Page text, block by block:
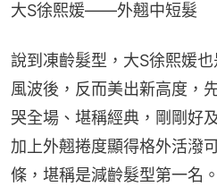
大S徐熙媛——外翹中短髮
說到凍齡髮型，大S徐熙媛
風波後，反而美出新高度，
哭全場、堪稱經典，剛剛好
加上外翹捲度顯得格外活潑
條，堪稱是減齡髮型第一名。